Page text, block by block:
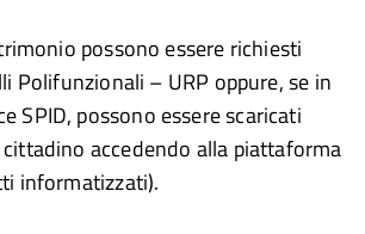
possono essere richiesti
Polifunzionali – URP oppure, se in
SPID, possono essere scaricati
accedendo alla piattaforma
informatizzati).